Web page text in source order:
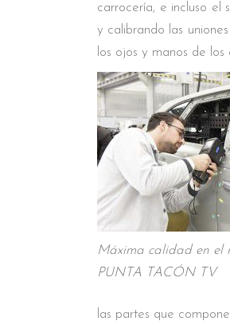
carrocería, e incluso el
y calibrando las
los ojos y manos de
Máxima calidad en el
PUNTA TACÓN TV
las partes que